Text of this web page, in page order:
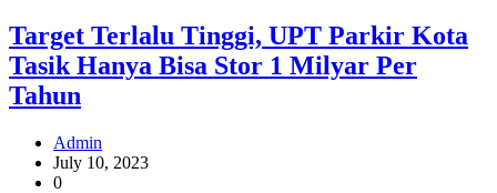
Target Terlalu Tinggi, UPT Parkir Kota
Tasik Hanya Bisa Stor 1 Milyar Per
Tahun
Admin
July 10, 2023
0